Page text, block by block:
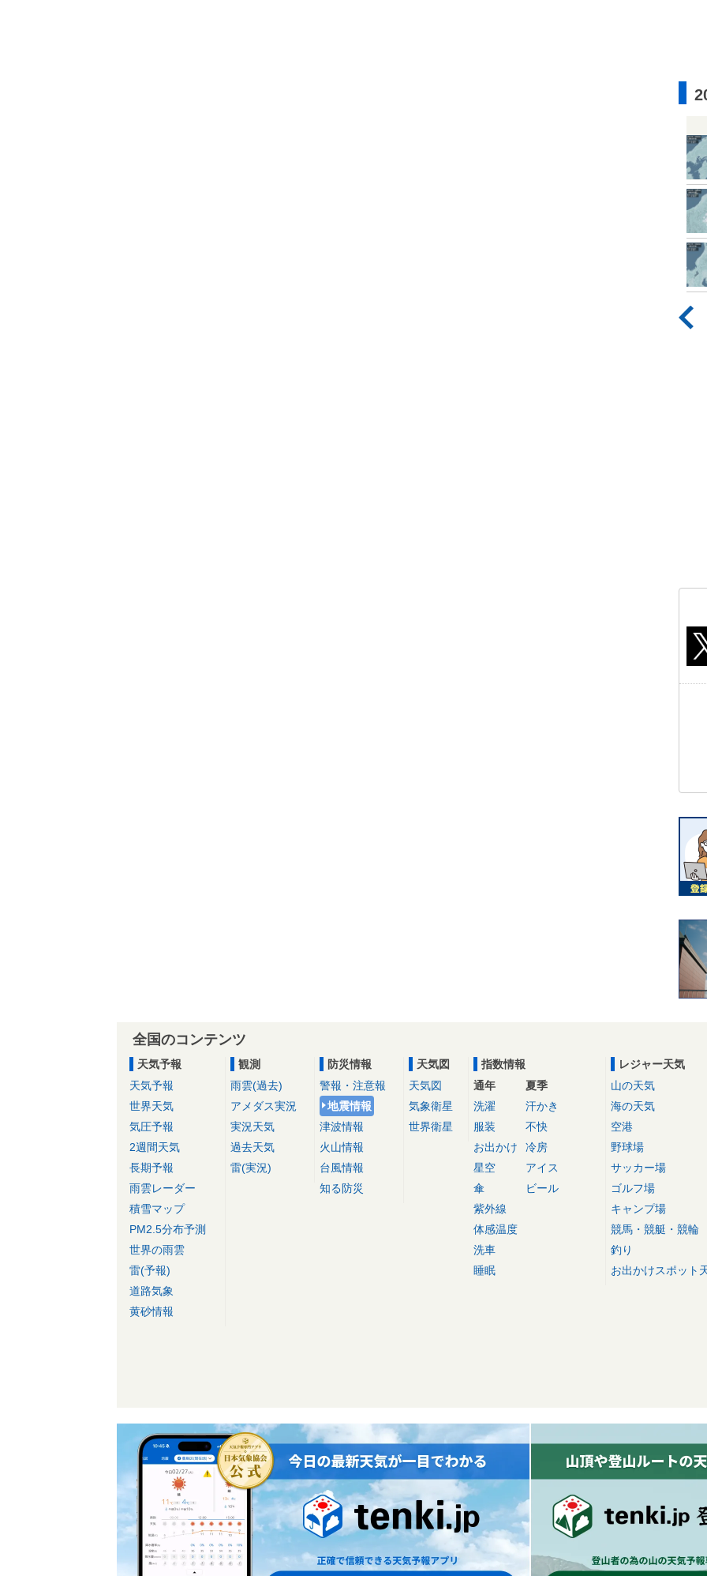
全国のコンテンツ
天気予報
天気予報
世界天気
気圧予報
2週間天気
長期予報
雨雲レーダー
積雪マップ
PM2.5分布予測
世界の雨雲
雷(予報)
道路気象
黄砂情報
観測
雨雲(過去)
アメダス実況
実況天気
過去天気
雷(実況)
防災情報
警報・注意報
地震情報
津波情報
火山情報
台風情報
知る防災
天気図
天気図
気象衛星
世界衛星
指数情報
通年
洗濯
服装
お出かけ
星空
傘
紫外線
体感温度
洗車
睡眠
夏季
汗かき
不快
冷房
アイス
ビール
レジャー天気
山の天気
海の天気
空港
野球場
サッカー場
ゴルフ場
キャンプ場
競馬・競艇・競輪
釣り
お出かけスポット